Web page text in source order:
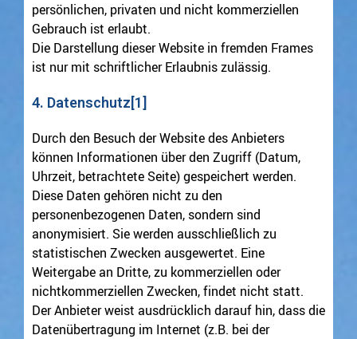
persönlichen, privaten und nicht kommerziellen
Gebrauch ist erlaubt.
Die Darstellung dieser Website in fremden Frames
ist nur mit schriftlicher Erlaubnis zulässig.
4. Datenschutz[1]
Durch den Besuch der Website des Anbieters
können Informationen über den Zugriff (Datum,
Uhrzeit, betrachtete Seite) gespeichert werden.
Diese Daten gehören nicht zu den
personenbezogenen Daten, sondern sind
anonymisiert. Sie werden ausschließlich zu
statistischen Zwecken ausgewertet. Eine
Weitergabe an Dritte, zu kommerziellen oder
nichtkommerziellen Zwecken, findet nicht statt.
Der Anbieter weist ausdrücklich darauf hin, dass die
Datenübertragung im Internet (z.B. bei der